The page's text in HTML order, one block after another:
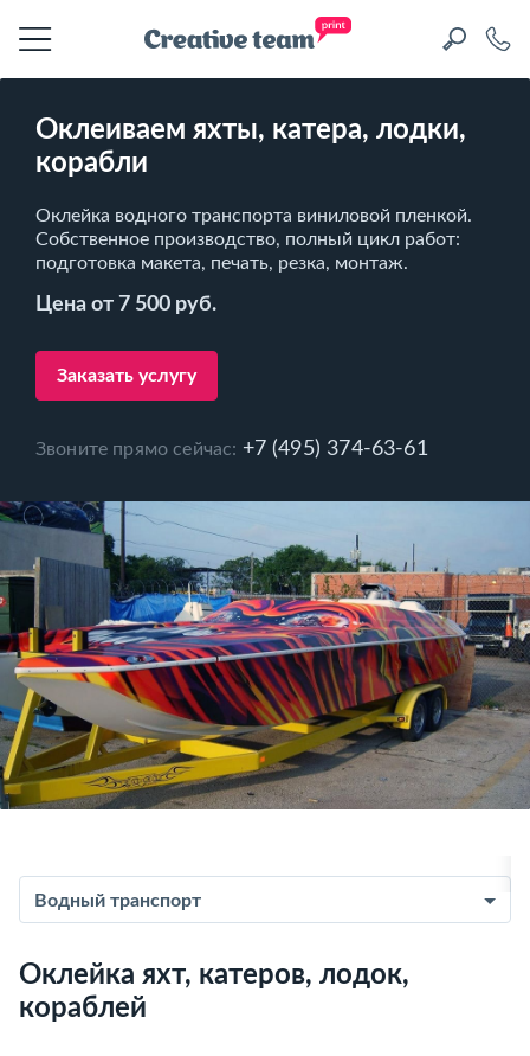
Оклеиваем яхты, катера, лодки,
корабли
Оклейка водного транспорта виниловой пленкой.
Собственное производство, полный цикл работ:
подготовка макета, печать, резка, монтаж.
Цена от 7 500 руб.
Заказать услугу
Звоните прямо сейчас: +7 (495) 374-63-61
Водный транспорт
Оклейка яхт, катеров, лодок,
кораблей